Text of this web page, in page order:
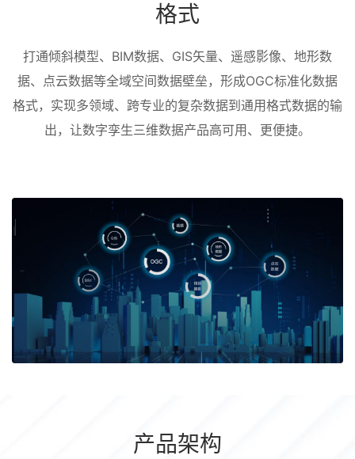
格式
打通倾斜模型、BIM数据、GIS矢量、遥感影像、地形数
据、点云数据等全域空间数据壁垒，形成OGC标准化数据
格式，实现多领域、跨专业的复杂数据到通用格式数据的输
出，让数字孪生三维数据产品高可用、更便捷。
产品架构